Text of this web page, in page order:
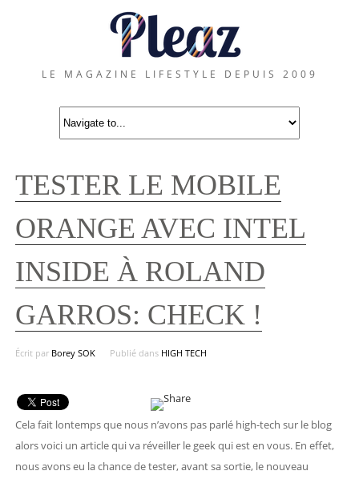
LE MAGAZINE LIFESTYLE DEPUIS 2009
TESTER LE MOBILE
ORANGE AVEC INTEL
INSIDE À ROLAND
GARROS: CHECK !
Écrit par Borey SOK Publié dans HIGH TECH
Cela fait lontemps que nous n’avons pas parlé high-tech sur le blog
alors voici un article qui va réveiller le geek qui est en vous. En effet,
nous avons eu la chance de tester, avant sa sortie, le nouveau